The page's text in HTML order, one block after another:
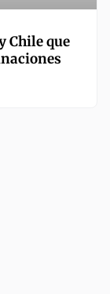
Chile que